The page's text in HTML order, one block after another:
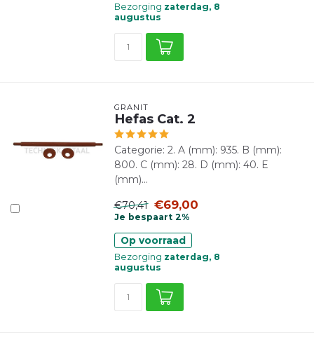
Bezorging zaterdag, 8
augustus
GRANIT
Hefas Cat. 2
Categorie: 2. A (mm): 935. B (mm):
800. C (mm): 28. D (mm): 40. E
(mm)...
€70,41 €69,00
Je bespaart 2%
Op voorraad
Bezorging zaterdag, 8
augustus